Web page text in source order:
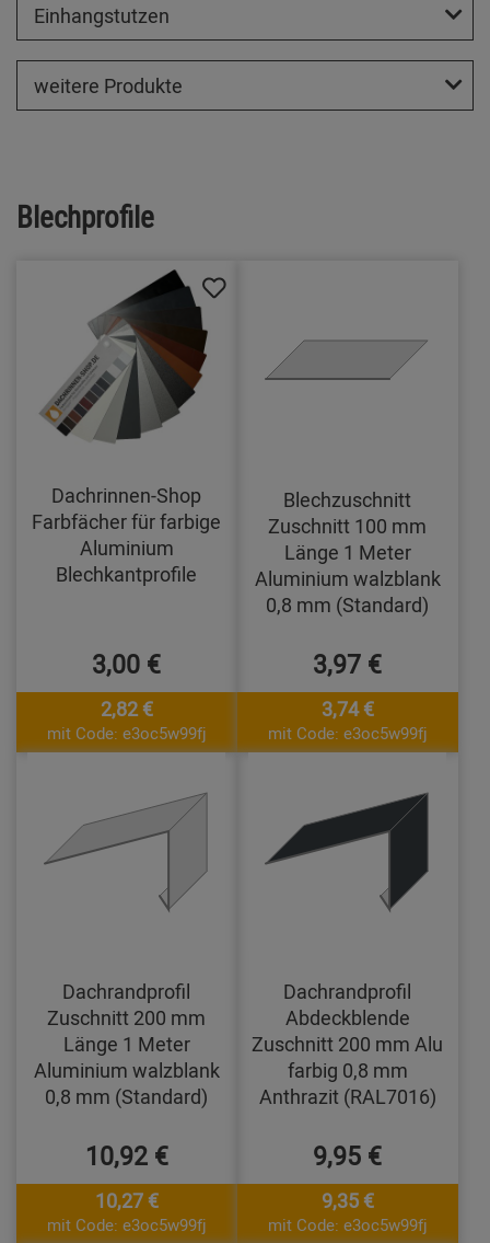
Einhangstutzen
weitere Produkte
Blechprofile
Dachrinnen-Shop
Farbfächer für farbige
Aluminium
Blechkantprofile
3,00 €
2,82 €
mit Code: e3oc5w99fj
Blechzuschnitt
Zuschnitt 100 mm
Länge 1 Meter
Aluminium walzblank
0,8 mm (Standard)
3,97 €
3,74 €
mit Code: e3oc5w99fj
Dachrandprofil
Zuschnitt 200 mm
Länge 1 Meter
Aluminium walzblank
0,8 mm (Standard)
10,92 €
10,27 €
mit Code: e3oc5w99fj
Dachrandprofil
Abdeckblende
Zuschnitt 200 mm Alu
farbig 0,8 mm
Anthrazit (RAL7016)
9,95 €
9,35 €
mit Code: e3oc5w99fj